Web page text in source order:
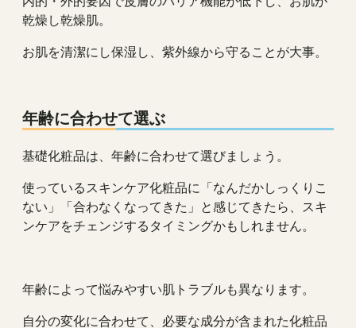
乾燥し乾燥肌。
お肌を清潔にし保湿し、紫外線から守ることが大事。
年齢に合わせて選ぶ
基礎化粧品は、年齢に合わせて選びましょう。
使っているスキンケア化粧品に「なんだかしっくりこ
ない」「合わなくなってきた」と感じてきたら、スキ
ンケアをチェンジするタイミングかもしれません。
年齢によって悩みやすい肌トラブルも異なります。
自分の変化に合わせて、必要な成分が含まれた化粧品